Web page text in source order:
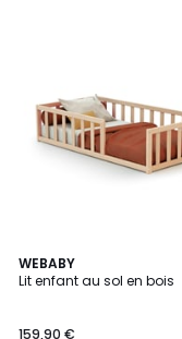
WEBABY
Lit enfant au sol en bois
159,90 €
5
/